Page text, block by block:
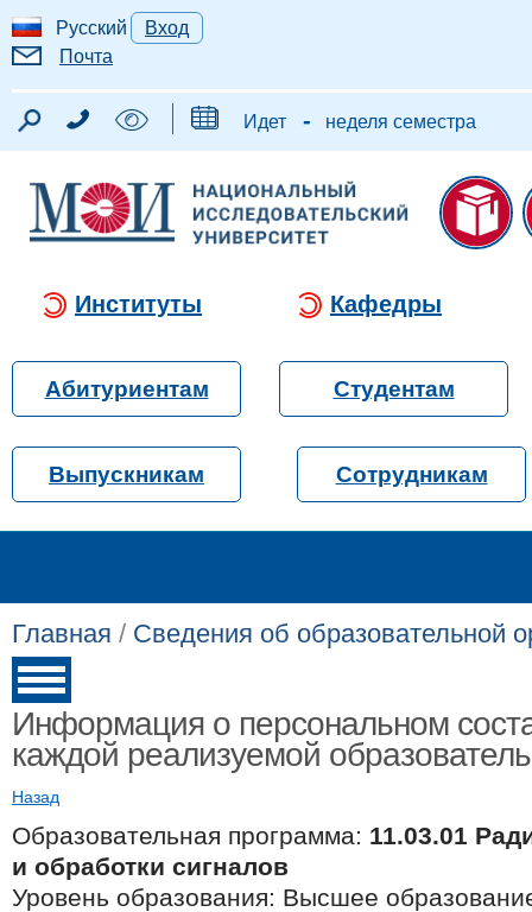
Русский
Вход
Почта
Идет - неделя семестра
Институты Кафедры
Абитуриентам Студентам
Выпускникам Сотрудникам
Главная / Сведения об образовательной
Информация о персональном
каждой реализуемой
Назад
Образовательная программа: 11.03.01
и обработки сигналов
Уровень образования: Высшее